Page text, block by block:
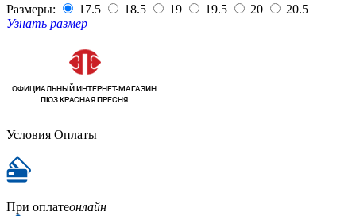
Размеры: 17.5 18.5 19 19.5 20
20.5
Узнать размер
Условия Оплаты
При оплатеонлайн